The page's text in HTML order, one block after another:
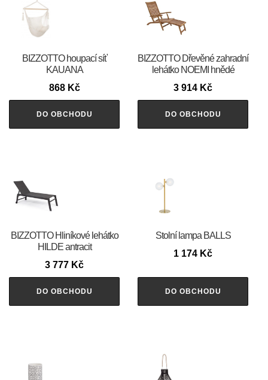
BIZZOTTO houpací síť
KAUANA
868 Kč
DO OBCHODU
BIZZOTTO Dřevěné zahradní
lehátko NOEMI hnědé
3 914 Kč
DO OBCHODU
BIZZOTTO Hliníkové lehátko
HILDE antracit
3 777 Kč
DO OBCHODU
Stolní lampa BALLS
1 174 Kč
DO OBCHODU